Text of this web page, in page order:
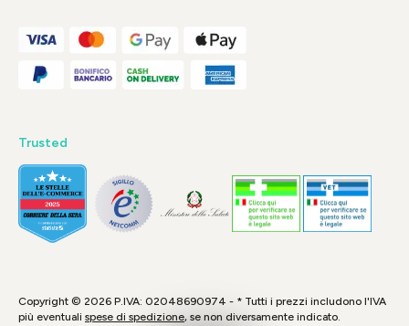
Trusted
Copyright © 2026 P.IVA: 02048690974 - * Tutti i prezzi includono l'IVA
più eventuali spese di spedizione, se non diversamente indicato.